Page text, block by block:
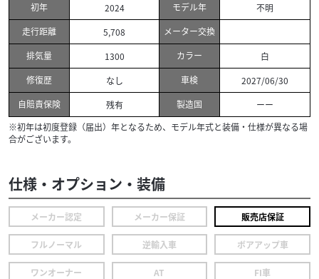
初年 2024 モデル年
不明
走行距離
5,708
メーター交換
排気量
1300 カラー
白
修復歴
なし 車検
2027/06/30
自賠責保険
残有 製造国
ーー
※初年は初度登録（届出）年となるため、モデル年式と装備・仕様が異なる場
合がございます。
仕様・オプション・装備
メーカー認定 メーカー保証 販売店保証
フルノーマル 逆輸入車 ボアアップ車
ワンオーナー AT FI車